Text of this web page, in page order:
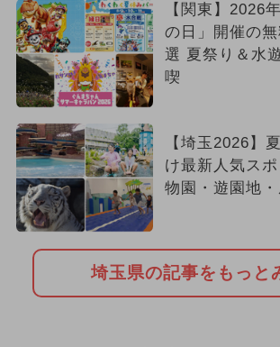
【関東】2026
の日」開催の
選 夏祭り＆水
喫
【埼玉2026】
け最新人気ス
物園・遊園地
埼玉県の記事をもっと